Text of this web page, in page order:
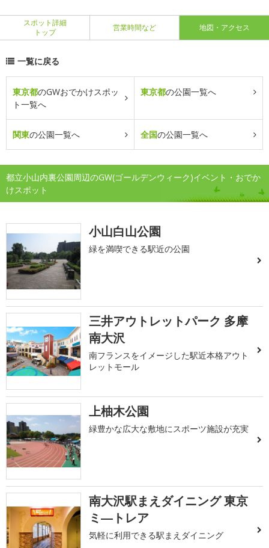
スポット詳細
トップ
営業時間など 地図・アクセス
一覧に戻る
東京都のGWおでかけスポッ
ト一覧へ
東京都の公園一覧へ
関東の公園一覧へ 全国の公園一覧へ
都立小山内裏公園周辺のGW(ゴールデンウィーク)イベント・おでか
けスポット
小山白山公園
緑を満喫できる駅近の公園
三井アウトレットパーク 多摩
南大沢
南フランスをイメージした駅近本格アウト
レットモール
上柚木公園
緑豊かな広大な敷地にスポーツ施設が充実
南大沢駅まえダイニング 東京
ミ―トレア
気軽に利用できる駅まえダイニング